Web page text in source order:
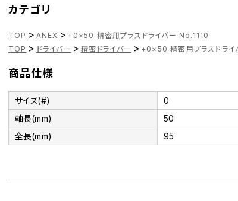
カテゴリ
TOP > ANEX > +0×50 精密用プラスドライバー No.1110
TOP > ドライバー > 精密ドライバー > +0×50 精密用プラスドライ
商品仕様
サイズ(#)
0
軸長(mm)
50
全長(mm)
95